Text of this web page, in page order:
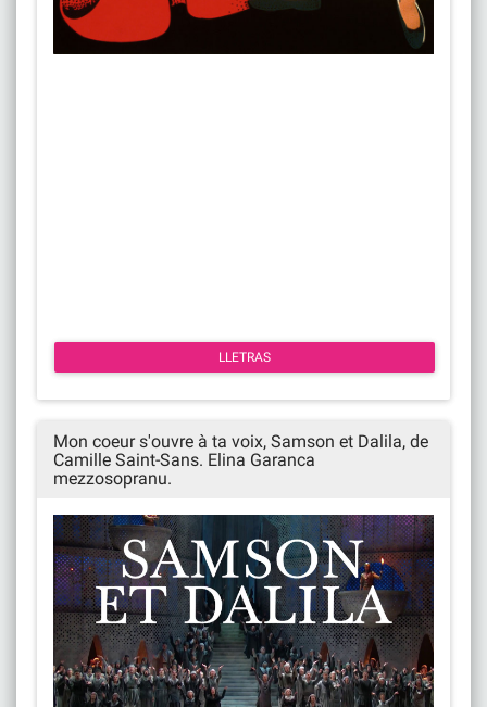
LLETRAS
Mon coeur s'ouvre à ta voix, Samson et Dalila, de
Camille Saint-Sans. Elina Garanca
mezzosopranu.